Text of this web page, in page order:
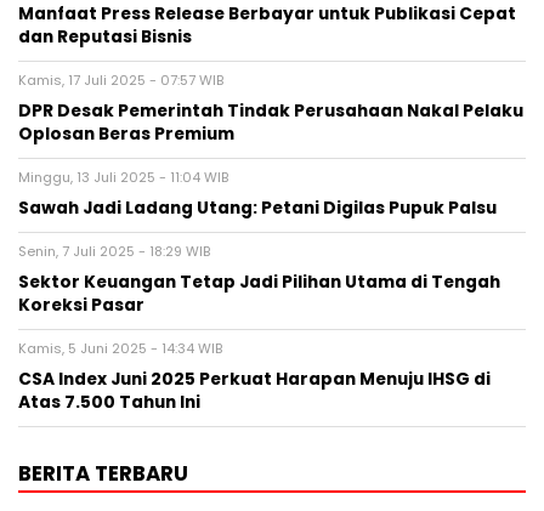
Manfaat Press Release Berbayar untuk Publikasi Cepat
dan Reputasi Bisnis
Kamis, 17 Juli 2025 - 07:57 WIB
DPR Desak Pemerintah Tindak Perusahaan Nakal Pelaku
Oplosan Beras Premium
Minggu, 13 Juli 2025 - 11:04 WIB
Sawah Jadi Ladang Utang: Petani Digilas Pupuk Palsu
Senin, 7 Juli 2025 - 18:29 WIB
Sektor Keuangan Tetap Jadi Pilihan Utama di Tengah
Koreksi Pasar
Kamis, 5 Juni 2025 - 14:34 WIB
CSA Index Juni 2025 Perkuat Harapan Menuju IHSG di
Atas 7.500 Tahun Ini
BERITA TERBARU